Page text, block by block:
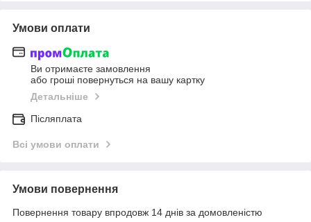
Умови оплати
Ви отримаєте замовлення
або гроші повернуться на вашу картку
Детальніше
Післяплата
Всі умови оплати
Умови повернення
Повернення товару впродовж 14 днів за домовленістю